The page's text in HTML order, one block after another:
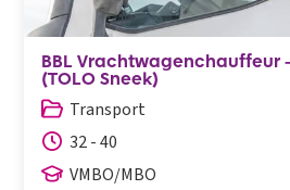
BBL Vrachtwagenchauffeur
(TOLO Sneek)
Transport
32 - 40
VMBO/MBO